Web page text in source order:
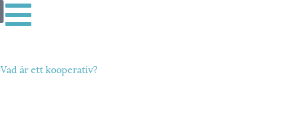
Vad är ett kooperativ?